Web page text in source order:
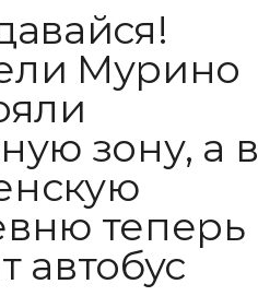
Мурино
зону, а в
теперь
автобус